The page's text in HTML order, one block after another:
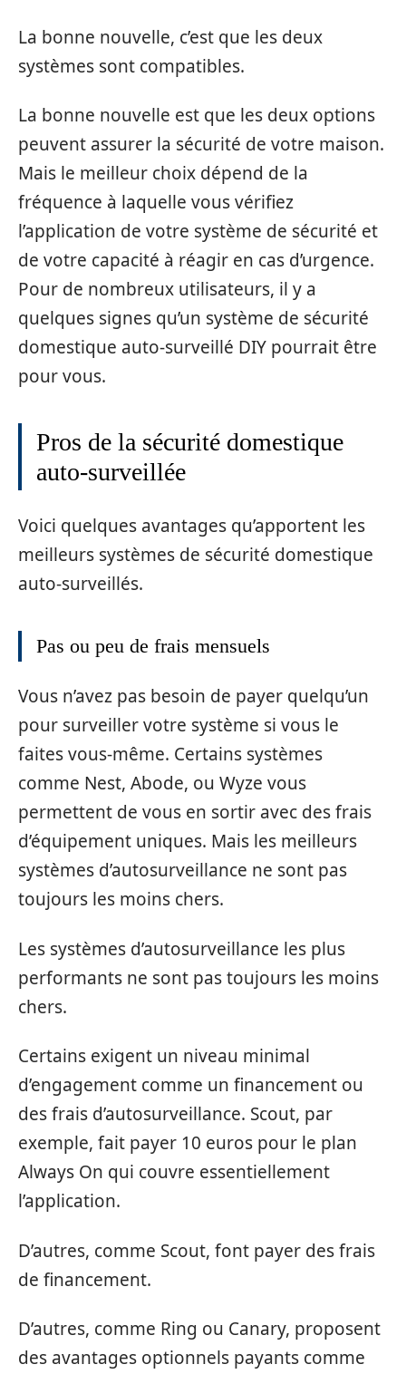
La bonne nouvelle, c’est que les deux
systèmes sont compatibles.
La bonne nouvelle est que les deux options
peuvent assurer la sécurité de votre maison.
Mais le meilleur choix dépend de la
fréquence à laquelle vous vérifiez
l’application de votre système de sécurité et
de votre capacité à réagir en cas d’urgence.
Pour de nombreux utilisateurs, il y a
quelques signes qu’un système de sécurité
domestique auto-surveillé DIY pourrait être
pour vous.
Pros de la sécurité domestique
auto-surveillée
Voici quelques avantages qu’apportent les
meilleurs systèmes de sécurité domestique
auto-surveillés.
Pas ou peu de frais mensuels
Vous n’avez pas besoin de payer quelqu’un
pour surveiller votre système si vous le
faites vous-même. Certains systèmes
comme Nest, Abode, ou Wyze vous
permettent de vous en sortir avec des frais
d’équipement uniques. Mais les meilleurs
systèmes d’autosurveillance ne sont pas
toujours les moins chers.
Les systèmes d’autosurveillance les plus
performants ne sont pas toujours les moins
chers.
Certains exigent un niveau minimal
d’engagement comme un financement ou
des frais d’autosurveillance. Scout, par
exemple, fait payer 10 euros pour le plan
Always On qui couvre essentiellement
l’application.
D’autres, comme Scout, font payer des frais
de financement.
D’autres, comme Ring ou Canary, proposent
des avantages optionnels payants comme